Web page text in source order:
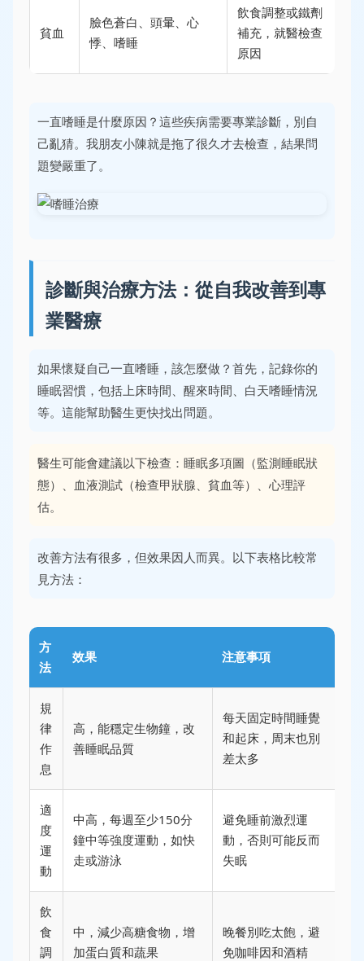
貧血
臉色蒼白、頭暈、心
悸、嗜睡
飲食調整或鐵劑
補充，就醫檢查
原因
一直嗜睡是什麼原因？這些疾病需要專業診斷，別自
己亂猜。我朋友小陳就是拖了很久才去檢查，結果問
題變嚴重了。
診斷與治療方法：從自我改善到專
業醫療
如果懷疑自己一直嗜睡，該怎麼做？首先，記錄你的
睡眠習慣，包括上床時間、醒來時間、白天嗜睡情況
等。這能幫助醫生更快找出問題。
醫生可能會建議以下檢查：睡眠多項圖（監測睡眠狀
態）、血液測試（檢查甲狀腺、貧血等）、心理評
估。
改善方法有很多，但效果因人而異。以下表格比較常
見方法：
方
法
效果 注意事項
規
律
作
息
高，能穩定生物鐘，改
善睡眠品質
每天固定時間睡覺
和起床，周末也別
差太多
適
度
運
動
中高，每週至少150分
鐘中等強度運動，如快
走或游泳
避免睡前激烈運
動，否則可能反而
失眠
飲
食
調
中，減少高糖食物，增
加蛋白質和蔬果
晚餐別吃太飽，避
免咖啡因和酒精